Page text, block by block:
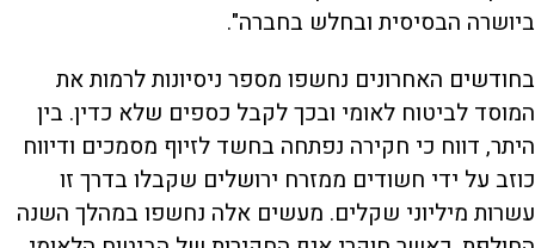
ביושרה הבסיסית ובחלש בחברה".
בחודשים האחרונים נחשפו מספר ניסיונות לרמות את
המוסד לביטוח לאומי ובכך לקבל כספים שלא כדין. בין
היתר, דווח כי חקירה נפתחה בחשד לזיוף מסמכים ודיווח
כוזב על ידי חשודים ממזרח ירושלים שקבלו בדרך זו
עשרות מיליוני שקלים. מעשים אלה נחשפו במהלך השנה